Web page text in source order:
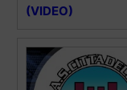
(VIDEO)